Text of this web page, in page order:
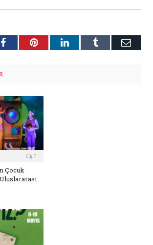
FacebookPinterestLinkedInTumblr E-
0
Çocuk